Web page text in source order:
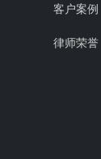
客户案例
律师荣誉